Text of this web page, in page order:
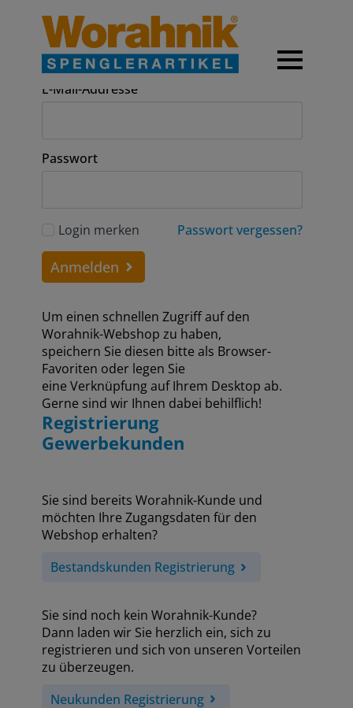
Anmeldung
E-Mail-Addresse
Passwort
Login merken Passwort vergessen?
Anmelden
Um einen schnellen Zugriff auf den
Worahnik-Webshop zu haben,
speichern Sie diesen bitte als Browser-
Favoriten oder legen Sie
eine Verknüpfung auf Ihrem Desktop ab.
Gerne sind wir Ihnen dabei behilflich!
Registrierung
Gewerbekunden
Sie sind bereits Worahnik-Kunde und
möchten Ihre Zugangsdaten für den
Webshop erhalten?
Bestandskunden Registrierung
Sie sind noch kein Worahnik-Kunde?
Dann laden wir Sie herzlich ein, sich zu
registrieren und sich von unseren Vorteilen
zu überzeugen.
Neukunden Registrierung